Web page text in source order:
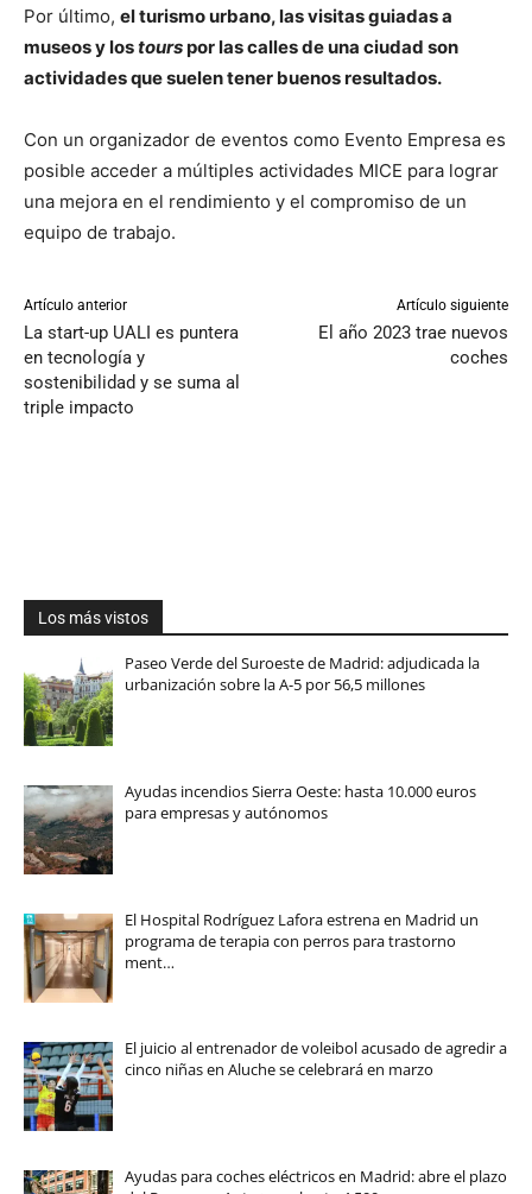
Por último, el turismo urbano, las visitas guiadas a
museos y lostourspor las calles de una ciudad son
actividades que suelen tener buenos resultados.
Con un organizador de eventos como Evento Empresa es
posible acceder a múltiples actividades MICE para lograr
una mejora en el rendimiento y el compromiso de un
equipo de trabajo.
Artículo anterior
La start-up UALI es puntera
en tecnología y
sostenibilidad y se suma al
triple impacto
Artículo siguiente
El año 2023 trae nuevos
coches
Los más vistos
Paseo Verde del Suroeste de Madrid: adjudicada la
urbanización sobre la A-5 por 56,5 millones
Ayudas incendios Sierra Oeste: hasta 10.000 euros
para empresas y autónomos
El Hospital Rodríguez Lafora estrena en Madrid un
programa de terapia con perros para trastorno
ment…
El juicio al entrenador de voleibol acusado de agredir a
cinco niñas en Aluche se celebrará en marzo
Ayudas para coches eléctricos en Madrid: abre el plazo